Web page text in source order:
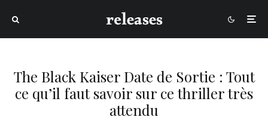
The Black Kaiser Date de Sortie : Tout
ce qu’il faut savoir sur ce thriller très
attendu